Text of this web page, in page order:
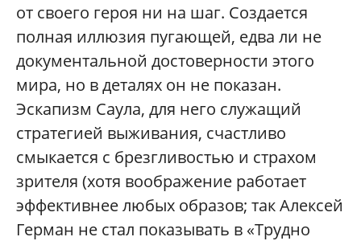
от своего героя ни на шаг. Создается
полная иллюзия пугающей, едва ли не
документальной достоверности этого
мира, но в деталях он не показан.
Эскапизм Саула, для него служащий
стратегией выживания, счастливо
смыкается с брезгливостью и страхом
зрителя (хотя воображение работает
эффективнее любых образов; так Алексей
Герман не стал показывать в «Трудно